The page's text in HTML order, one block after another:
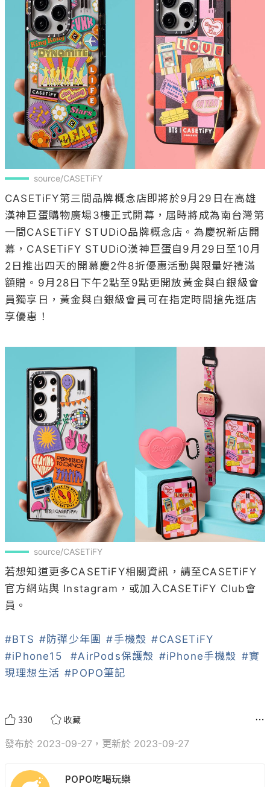
source/CASETiFY
CASETiFY第三間品牌概念店即將於9月29日在高雄
漢神巨蛋購物廣場3樓正式開幕，屆時將成為南台灣第
一間CASETiFY STUDiO品牌概念店。為慶祝新店開
幕，CASETiFY STUDiO漢神巨蛋自9月29日至10月
2日推出四天的開幕慶2件8折優惠活動與限量好禮滿
額贈。9月28日下午2點至9點更開放黃金與白銀級會
員獨享日，黃金與白銀級會員可在指定時間搶先逛店
享優惠！
source/CASETiFY
若想知道更多CASETiFY相關資訊，請至CASETiFY
官方網站與 Instagram，或加入CASETiFY Club會
員。
#BTS #防彈少年團 #手機殼 #CASETiFY
#iPhone15
#AirPods保護殼 #iPhone手機殼 #實
現理想生活 #POPO筆記
330 收藏
發布於 2023-09-27，更新於 2023-09-27
POPO吃喝玩樂